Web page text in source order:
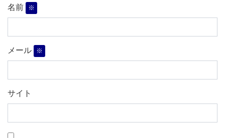
名前 ※
メール ※
サイト